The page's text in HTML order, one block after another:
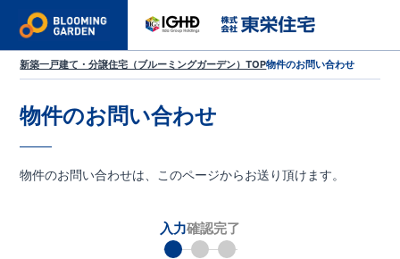
新築一戸建て・分譲住宅（ブルーミングガーデン）TOP物件のお問い合わせ
物件のお問い合わせ
物件のお問い合わせは、このページからお送り頂けます。
入力確認完了